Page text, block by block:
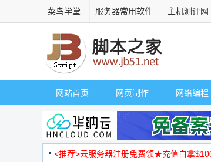
菜鸟学堂 服务器常用软件 主机测评网
网站首页 网页制作 网络编程
<推荐>云服务器注册免费领★充值白拿